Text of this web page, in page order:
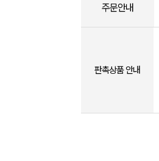
주문안내
판촉상품 안내